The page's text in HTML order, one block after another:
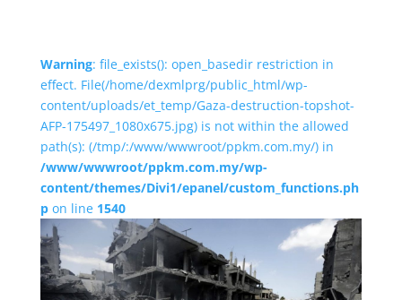
Warning: file_exists(): open_basedir restriction in
effect. File(/home/dexmlprg/public_html/wp-
content/uploads/et_temp/Gaza-destruction-topshot-
AFP-175497_1080x675.jpg) is not within the allowed
path(s): (/tmp/:/www/wwwroot/ppkm.com.my/) in
/www/wwwroot/ppkm.com.my/wp-
content/themes/Divi1/epanel/custom_functions.ph
pon line 1540